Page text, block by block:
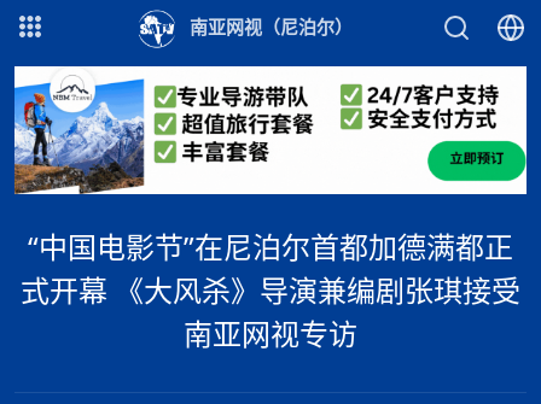
南亚网视（尼泊尔）
“中国电影节”在尼泊尔首都加德满都正
式开幕 《大风杀》导演兼编剧张琪接受
南亚网视专访